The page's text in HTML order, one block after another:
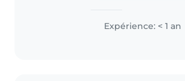
Expérience: < 1 an